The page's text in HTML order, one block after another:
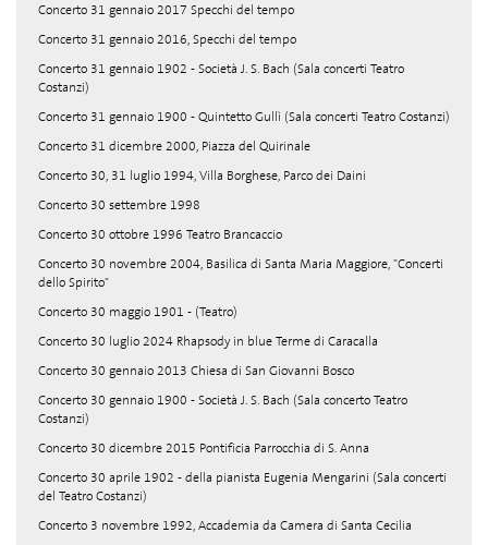
Concerto 31 gennaio 2017 Specchi del tempo
Concerto 31 gennaio 2016, Specchi del tempo
Concerto 31 gennaio 1902 - Società J. S. Bach (Sala concerti Teatro
Costanzi)
Concerto 31 gennaio 1900 - Quintetto Gullì (Sala concerti Teatro Costanzi)
Concerto 31 dicembre 2000, Piazza del Quirinale
Concerto 30, 31 luglio 1994, Villa Borghese, Parco dei Daini
Concerto 30 settembre 1998
Concerto 30 ottobre 1996 Teatro Brancaccio
Concerto 30 novembre 2004, Basilica di Santa Maria Maggiore, "Concerti
dello Spirito"
Concerto 30 maggio 1901 - (Teatro)
Concerto 30 luglio 2024 Rhapsody in blue Terme di Caracalla
Concerto 30 gennaio 2013 Chiesa di San Giovanni Bosco
Concerto 30 gennaio 1900 - Società J. S. Bach (Sala concerto Teatro
Costanzi)
Concerto 30 dicembre 2015 Pontificia Parrocchia di S. Anna
Concerto 30 aprile 1902 - della pianista Eugenia Mengarini (Sala concerti
del Teatro Costanzi)
Concerto 3 novembre 1992, Accademia da Camera di Santa Cecilia